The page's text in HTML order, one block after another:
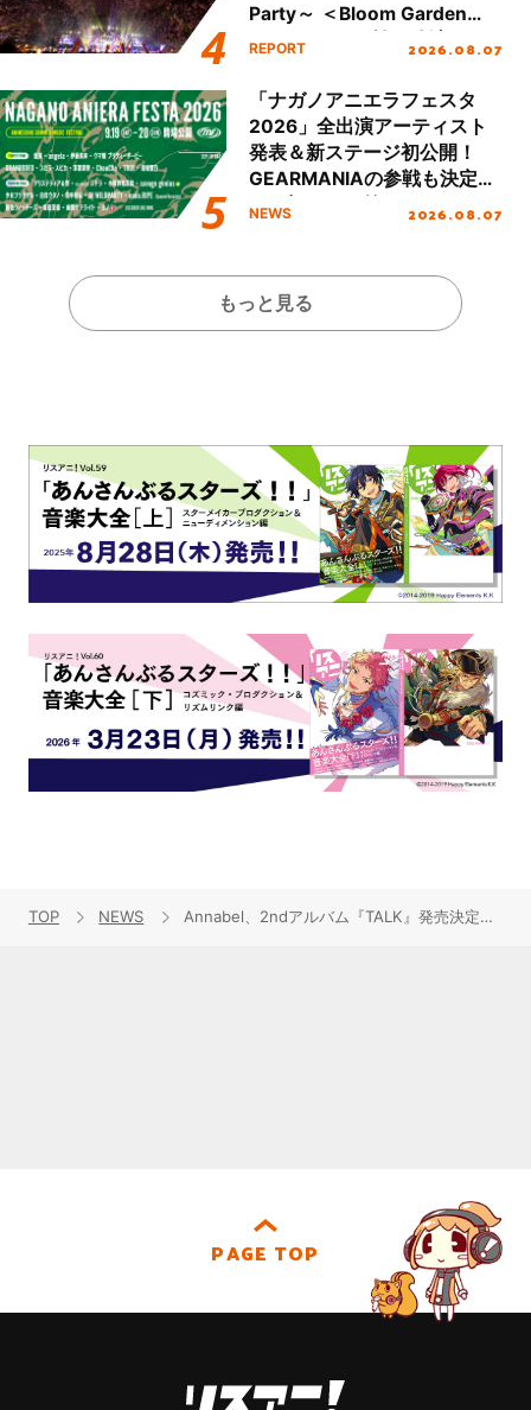
Party～ ＜Bloom Garden
Party Stage／埼玉公演＞”
REPORT 2026.08.07
「ナガノアニエラフェスタ
2026」全出演アーティスト
発表＆新ステージ初公開！
GEARMANIAの参戦も決定
し、初となる第3ステージの
NEWS 2026.08.07
もっと見る
TOP NEWS Annabel、2ndアルバム『TALK』発売決定！早くも新曲MVが解禁！
PAGE TOP